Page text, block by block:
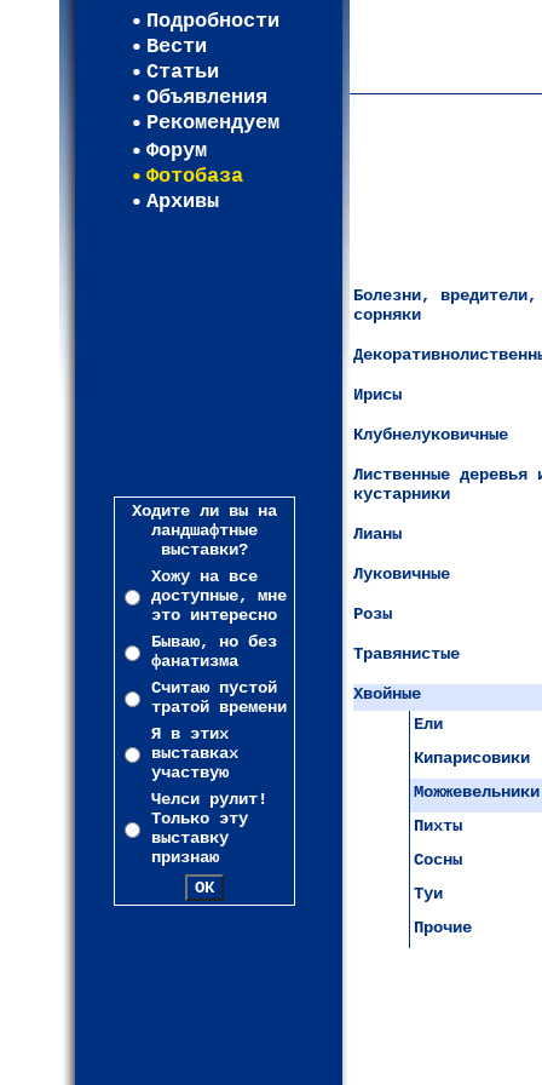
Подробности
Вести
Статьи
Объявления
Рекомендуем
Форум
Фотобаза
Архивы
Ходите ли вы на
ландшафтные
выставки?
Хожу на все
доступные, мне
это интересно
Бываю, но без
фанатизма
Считаю пустой
тратой времени
Я в этих
выставках
участвую
Челси рулит!
Только эту
выставку
признаю
Болезни, вредители,
сорняки
Ирисы
Клубнелуковичные
Лиственные деревья
кустарники
Лианы
Луковичные
Розы
Травянистые
Хвойные
Ели
Кипарисовики
Можжевельники
Пихты
Сосны
Туи
Прочие